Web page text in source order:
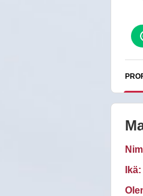
Ikä: